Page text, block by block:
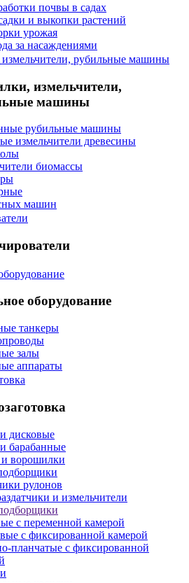
почвы в садах
и выкопки растений
урожая
за насаждениями
рубильные машины
измельчители,
машины
рубильные машины
измельчители древесины
биомассы
машин
оборудование
танкеры
залы
аппараты
дисковые
барабанные
и ворошилки
рулонов
и измельчители
с переменной камерой
с фиксированной камерой
планчатые с фиксированной